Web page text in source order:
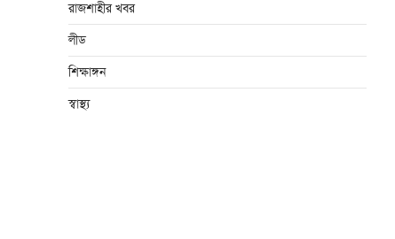
রাজশাহীর খবর
লীড
শিক্ষাঙ্গন
স্বাস্থ্য